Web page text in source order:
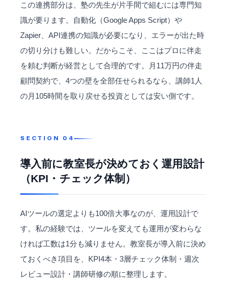
この連携部分は、塾の先生が片手間で組むには専門知
識が要ります。自動化（Google Apps Script）や
Zapier、API連携の知識が必要になり、エラーが出た時
の切り分けも難しい。だからこそ、ここはプロに伴走
を頼む判断が経営として合理的です。月11万円の伴走
顧問契約で、4つの壁を全部任せられるなら、講師1人
の月105時間を取り戻せる投資としては安い側です。
導入前に教室長が決めておく運用設計
（KPI・チェック体制）
AIツールの選定よりも100倍大事なのが、運用設計で
す。私の経験では、ツールを変えても運用が変わらな
ければ工数は1分も減りません。教室長が導入前に決め
ておくべき項目を、KPI4本・3層チェック体制・週次
レビュー設計・講師研修の順に整理します。